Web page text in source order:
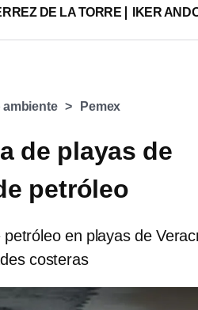
DE LA TORRE IKER
ambiente Pemex
de playas de
petróleo
en playas de
costeras